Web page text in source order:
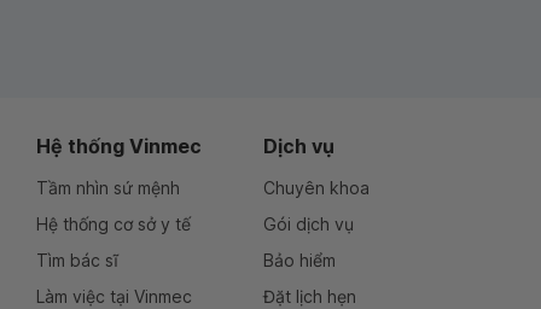
Hệ thống Vinmec
Tầm nhìn sứ mệnh
Hệ thống cơ sở y tế
Tìm bác sĩ
Làm việc tại Vinmec
Dịch vụ
Chuyên khoa
Gói dịch vụ
Bảo hiểm
Đặt lịch hẹn